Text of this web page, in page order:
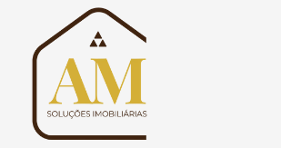
Página inicial